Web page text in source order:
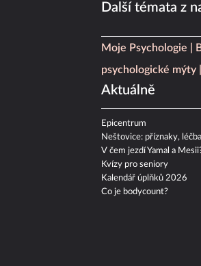
Další témata z
Moje Psychologie
psychologické mýty
Aktuálně
Epicentrum
Neštovice: příznaky, léčba
V čem jezdí Yamal a
Kvízy pro seniory
Kalendář úplňků 2026
Co je bodycount?